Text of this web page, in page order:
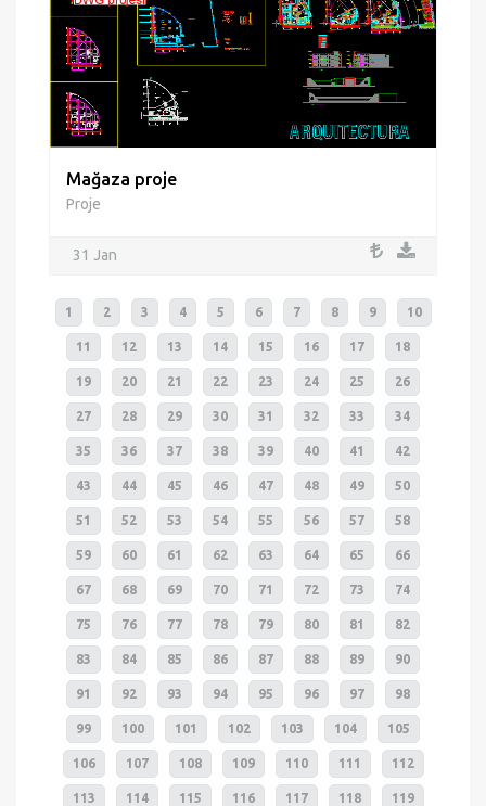
Mağaza proje
Proje
31 Jan
1 2 3 4 5 6 7 8 9 10
11 12 13 14 15 16 17 18
19 20 21 22 23 24 25 26
27 28 29 30 31 32 33 34
35 36 37 38 39 40 41 42
43 44 45 46 47 48 49 50
51 52 53 54 55 56 57 58
59 60 61 62 63 64 65 66
67 68 69 70 71 72 73 74
75 76 77 78 79 80 81 82
83 84 85 86 87 88 89 90
91 92 93 94 95 96 97 98
99 100 101 102 103 104 105
106 107 108 109 110 111 112
113 114 115 116 117 118 119